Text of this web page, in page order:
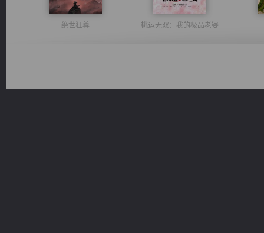
绝世狂尊 桃运无双：我的极品老婆